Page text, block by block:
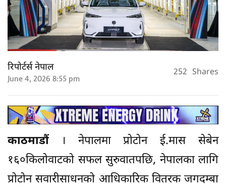
रिपोर्टर्स नेपाल
June 4, 2026 8:55 pm 252 Shares
काठमाडौं । नेपालमा प्रोटोन ई.मास सेबेन
१६०किलोवाटको सफल सुरुवातपछि, नेपालका लागि
प्रोटोन सवारीसाधनको आधिकारिक वितरक जगदम्बा